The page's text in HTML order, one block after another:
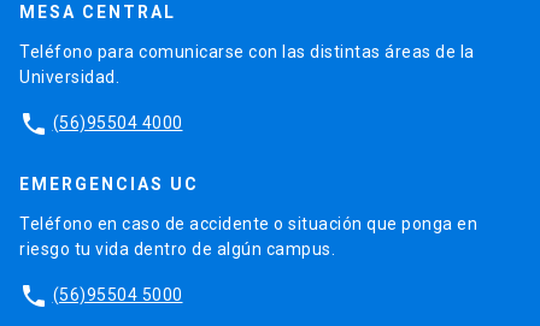
MESA CENTRAL
Teléfono para comunicarse con las distintas áreas de la
Universidad.
phone (56)95504 4000
EMERGENCIAS UC
Teléfono en caso de accidente o situación que ponga en
riesgo tu vida dentro de algún campus.
phone (56)95504 5000